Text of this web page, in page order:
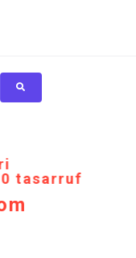
tasarruf